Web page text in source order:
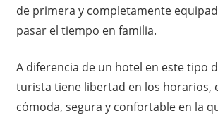
de primera y completamente
pasar el tiempo en familia.
A diferencia de un hotel en este tipo
turista tiene libertad en los horarios,
cómoda, segura y confortable en la